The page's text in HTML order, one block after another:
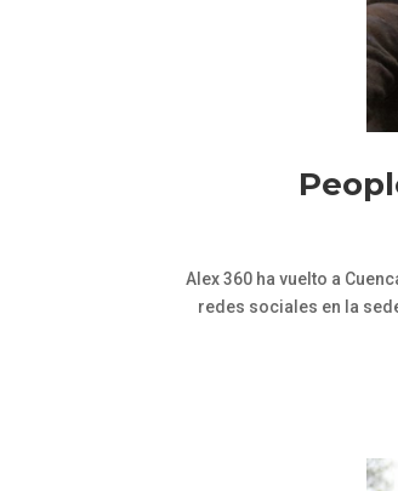
Alex 360 ha vuelto a
redes sociales en la